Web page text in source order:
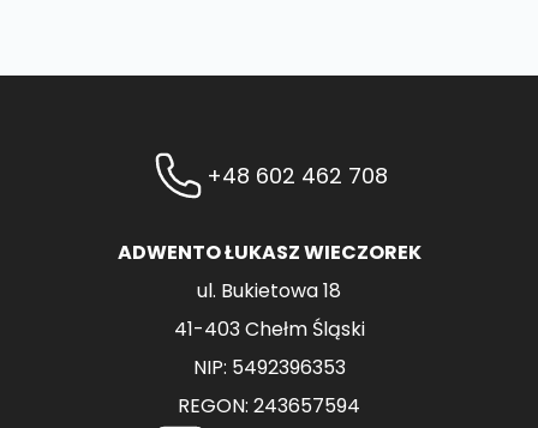
+48 602 462 708
ADWENTO ŁUKASZ WIECZOREK
ul. Bukietowa 18
41-403 Chełm Śląski
NIP: 5492396353
REGON: 243657594